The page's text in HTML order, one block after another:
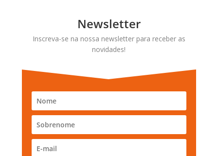
Newsletter
Inscreva-se na nossa newsletter para receber as
novidades!